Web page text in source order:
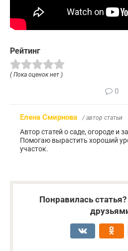
Рейтинг
( Пока оценок нет )
0
Елена Смирнова / автор статьи
Автор статей о саде, огороде и
Помогаю вырастить хороший
участок.
Понравилась